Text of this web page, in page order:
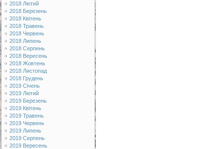
2018 Лютий
2018 Березень
2018 Квітень
2018 Травень
2018 Червень
2018 Липень
2018 Серпень
2018 Вересень
2018 Жовтень
2018 Листопад
2018 Грудень
2019 Січень
2019 Лютий
2019 Березень
2019 Квітень
2019 Травень
2019 Червень
2019 Липень
2019 Серпень
2019 Вересень